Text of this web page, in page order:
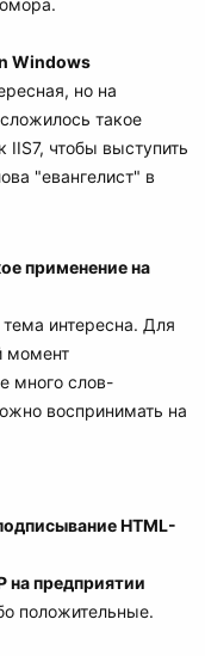
Windows
но на
такое
IIS7, чтобы выступить
"евангелист" в
применение на
интересна. Для
момент
много слов-
воспринимать на
HTML-
на предприятии
положительные.